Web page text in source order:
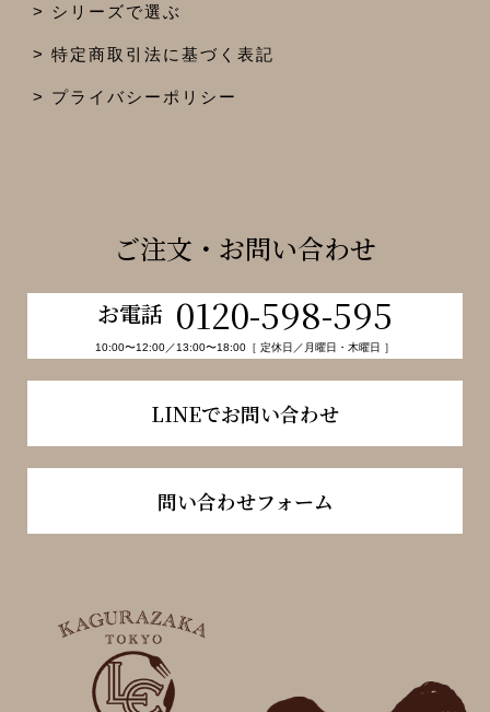
シリーズで選ぶ
特定商取引法に基づく表記
プライバシーポリシー
ご注文・お問い合わせ
お電話 0120-598-595
10:00〜12:00／13:00〜18:00［ 定休日／月曜日・木曜日 ］
LINEでお問い合わせ
問い合わせフォーム